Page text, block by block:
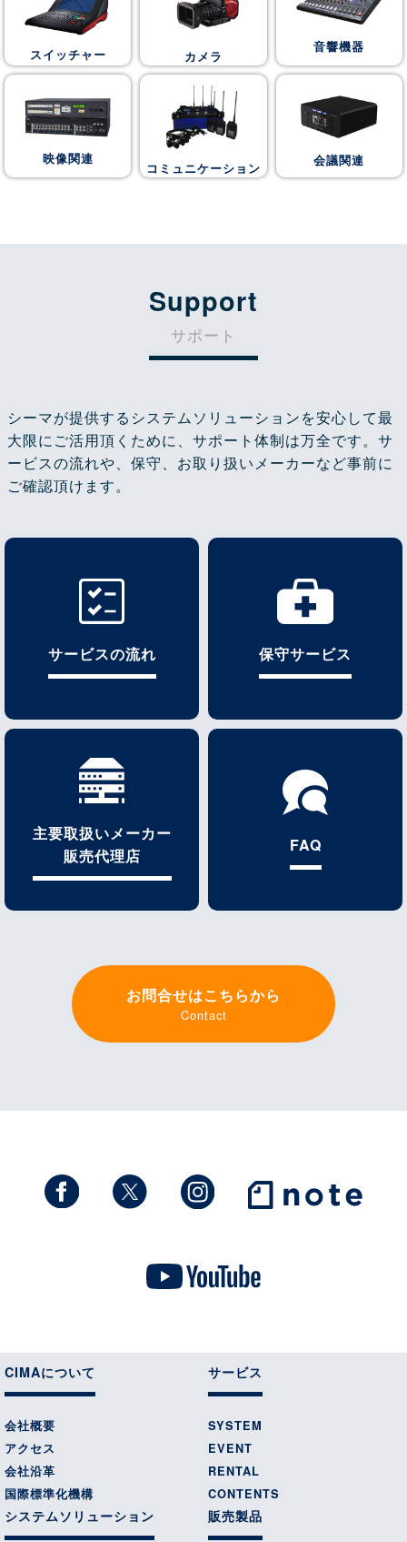
スイッチャー カメラ
音響機器
映像関連
コミュニケーション 会議関連
Support
サポート
シーマが提供するシステムソリューションを安心して最
大限にご活用頂くために、サポート体制は万全です。サ
ービスの流れや、保守、お取り扱いメーカーなど事前に
ご確認頂けます。
サービスの流れ 保守サービス
主要取扱いメーカー
販売代理店
FAQ
お問合せはこちらから
Contact
CIMAについて
会社概要
アクセス
会社沿革
国際標準化機構
サービス
SYSTEM
EVENT
RENTAL
CONTENTS
システムソリューション 販売製品